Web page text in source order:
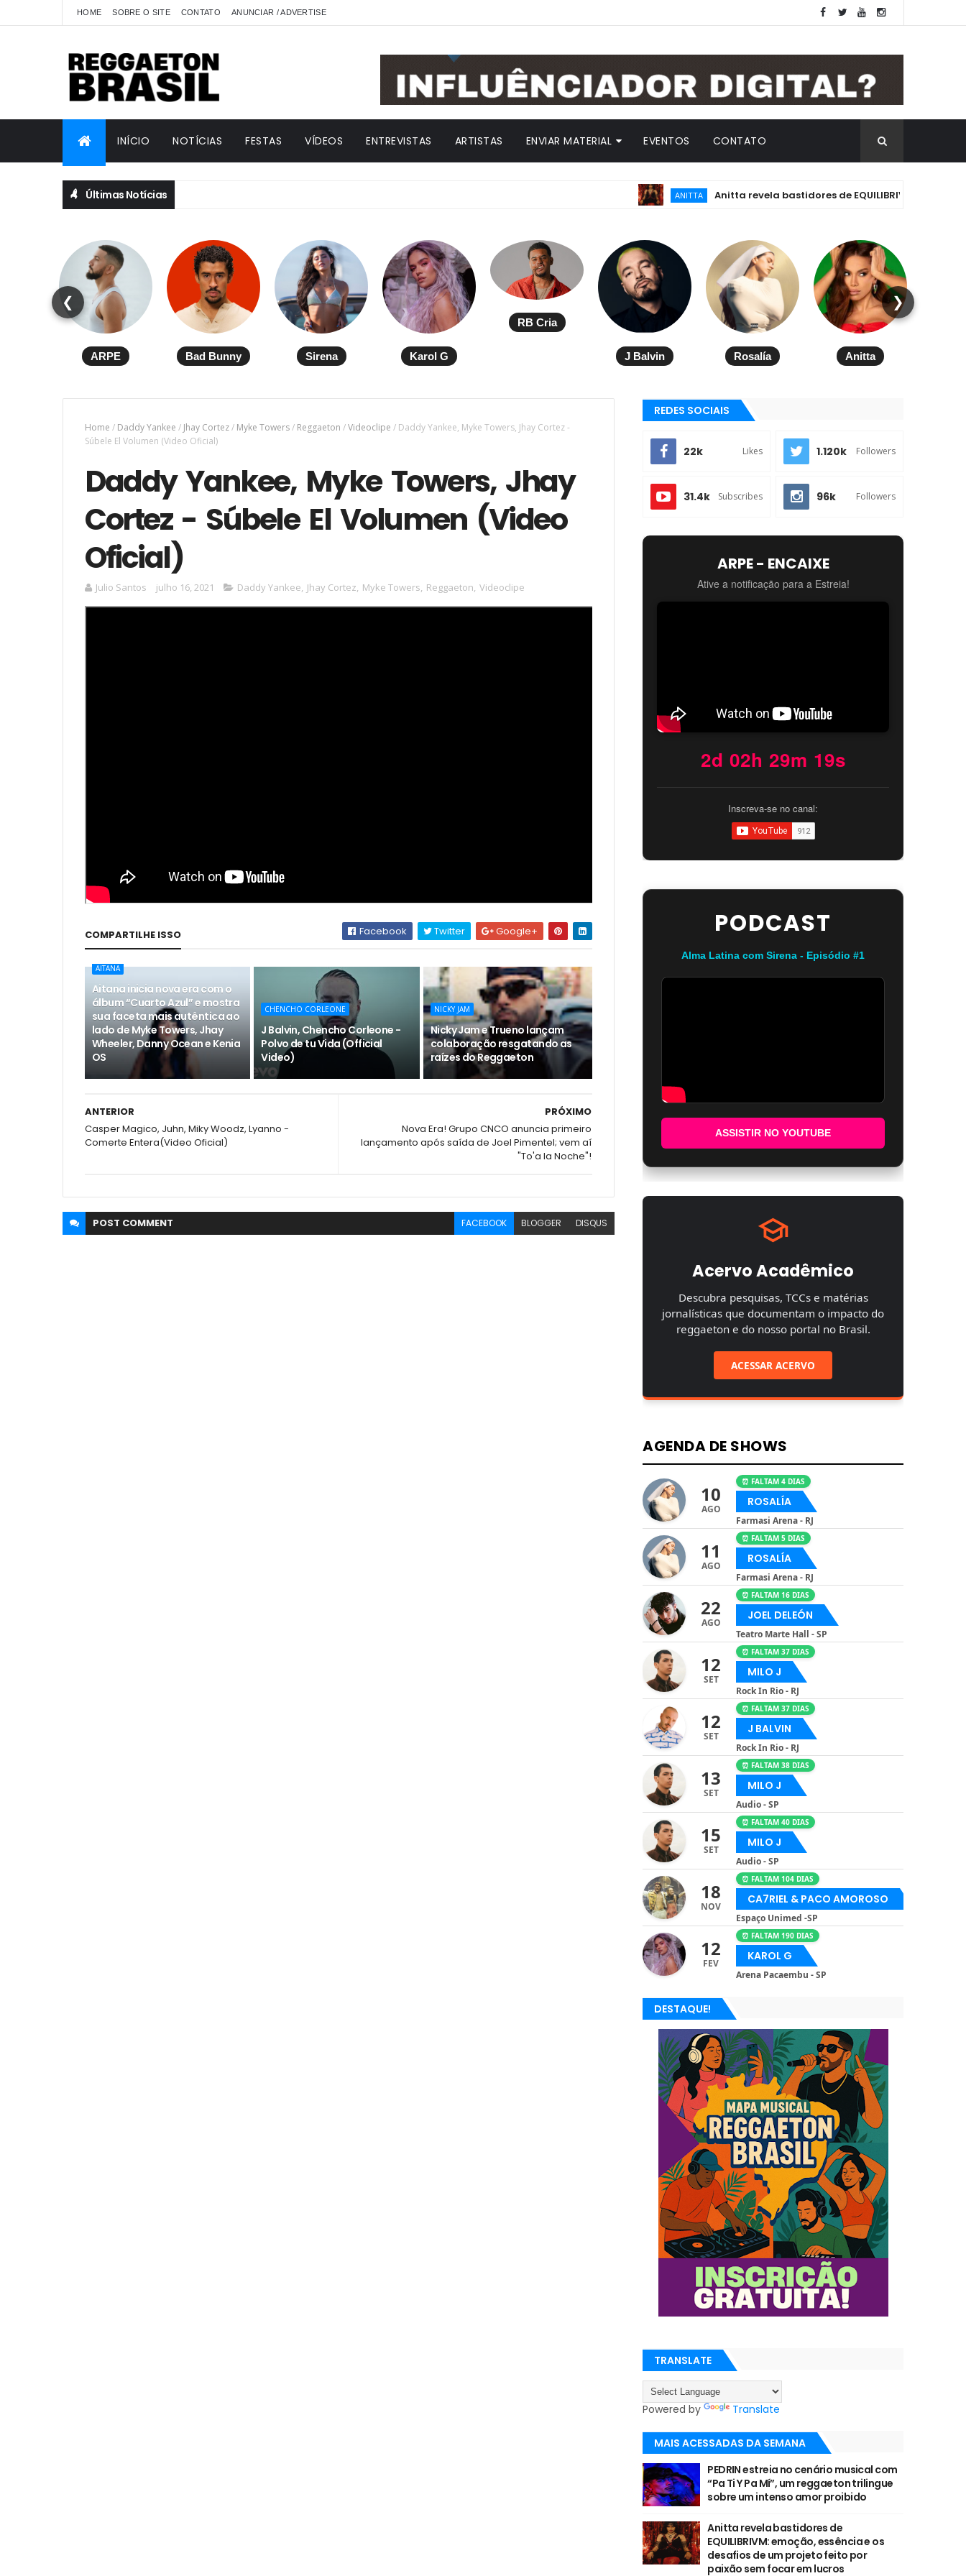
HOME SOBRE O SITE CONTATO ANUNCIAR / ADVERTISE
INÍCIO NOTÍCIAS FESTAS VÍDEOS ENTREVISTAS ARTISTAS ENVIAR MATERIAL EVENTOS CONTATO
Últimas Notícias ANITTA Anitta revela bastidores de EQUILIBRIVM: emoção,
❮
ARPE Bad Bunny Sirena Karol G
RB Cria
J Balvin Rosalía Anitta
❯
Home / Daddy Yankee / Jhay Cortez/ Myke Towers/ Reggaeton /Videoclipe / Daddy Yankee, Myke Towers, Jhay Cortez -
Súbele El Volumen (Video Oficial)
Daddy Yankee, Myke Towers, Jhay
Cortez - Súbele El Volumen (Video
Oficial)
Julio Santos julho 16, 2021 Daddy Yankee, Jhay Cortez, Myke Towers, Reggaeton, Videoclipe
COMPARTILHE ISSO Facebook Twitter Google+
AITANA
Aitana inicia nova era com o
álbum “Cuarto Azul” e mostra
sua faceta mais autêntica ao
lado de Myke Towers, Jhay
Wheeler, Danny Ocean e Kenia
OS
CHENCHO CORLEONE
J Balvin, Chencho Corleone -
Polvo de tu Vida (Official
Video)
NICKY JAM
Nicky Jam e Trueno lançam
colaboração resgatando as
raízes do Reggaeton
PRÓXIMO
Nova Era! Grupo CNCO anuncia primeiro
lançamento após saída de Joel Pimentel; vem aí
"To'a la Noche"!
ANTERIOR
Casper Magico, Juhn, Miky Woodz, Lyanno -
Comerte Entera(Video Oficial)
POST COMMENT FACEBOOK BLOGGER DISQUS
REDES SOCIAIS
22k Likes 1.120k Followers
31.4k Subscribes 96k Followers
ARPE - ENCAIXE
Ative a notificação para a Estreia!
2d 02h 29m 17s
Inscreva-se no canal:
PODCAST
Alma Latina com Sirena - Episódio #1
ASSISTIR NO YOUTUBE
Acervo Acadêmico
Descubra pesquisas, TCCs e matérias
jornalísticas que documentam o impacto do
reggaeton e do nosso portal no Brasil.
ACESSAR ACERVO
AGENDA DE SHOWS
10
AGO
⏰ FALTAM 4 DIAS
ROSALÍA
Farmasi Arena - RJ
11
AGO
⏰ FALTAM 5 DIAS
ROSALÍA
Farmasi Arena - RJ
22
AGO
⏰ FALTAM 16 DIAS
JOEL DELEÓN
Teatro Marte Hall - SP
12
SET
⏰ FALTAM 37 DIAS
MILO J
Rock In Rio - RJ
12
SET
⏰ FALTAM 37 DIAS
J BALVIN
Rock In Rio - RJ
13
SET
⏰ FALTAM 38 DIAS
MILO J
Audio - SP
15
SET
⏰ FALTAM 40 DIAS
MILO J
Audio - SP
18
NOV
⏰ FALTAM 104 DIAS
CA7RIEL & PACO AMOROSO
Espaço Unimed -SP
12
FEV
⏰ FALTAM 190 DIAS
KAROL G
Arena Pacaembu - SP
DESTAQUE!
TRANSLATE
Powered by Translate
MAIS ACESSADAS DA SEMANA
PEDRIN estreia no cenário musical com
“Pa Ti Y Pa Mí”, um reggaeton trilingue
sobre um intenso amor proibido
Anitta revela bastidores de
EQUILIBRIVM: emoção, essência e os
desafios de um projeto feito por
paixão sem focar em lucros